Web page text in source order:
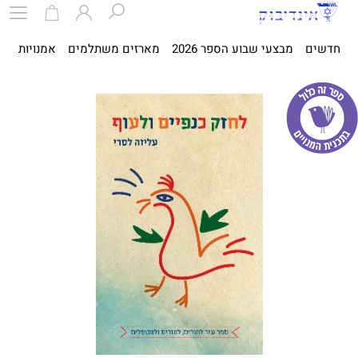
חדשים מבצעי שבוע הספר 2026 מארזים משתלמים אמנויות